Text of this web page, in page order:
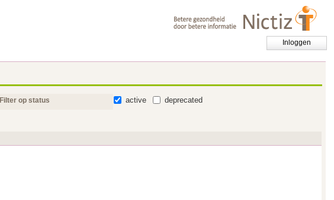
Inloggen
Filter op status active
deprecated